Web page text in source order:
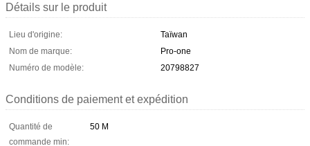
Détails sur le produit
Lieu d'origine:
Taïwan
Nom de marque:
Pro-one
Numéro de modèle:
20798827
Conditions de paiement et expédition
Quantité de
commande min:
50 M